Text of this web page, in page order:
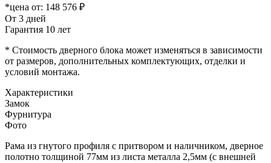
*цена от: 148 576 ₽
От 3 дней
Гарантия 10 лет
* Стоимость дверного блока может изменяться в зависимости
от размеров, дополнительных комплектующих, отделки и
условий монтажа.
Характеристики
Замок
Фурнитура
Фото
Рама из гнутого профиля с притвором и наличником, дверное
полотно толщиной 77мм из листа металла 2,5мм (с внешней